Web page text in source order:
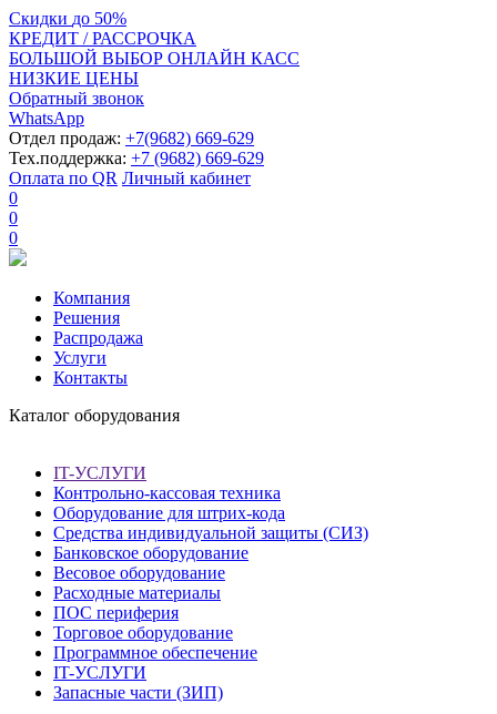
Скидки до 50%
КРЕДИТ / РАССРОЧКА
БОЛЬШОЙ ВЫБОР ОНЛАЙН КАСС
НИЗКИЕ ЦЕНЫ
Обратный звонок
WhatsApp
Отдел продаж: +7(9682) 669-629
Тех.поддержка: +7 (9682) 669-629
Оплата по QR Личный кабинет
0
0
0
Компания
Решения
Распродажа
Услуги
Контакты
Каталог оборудования
IT-УСЛУГИ
Контрольно-кассовая техника
Оборудование для штрих-кода
Средства индивидуальной защиты (СИЗ)
Банковское оборудование
Весовое оборудование
Расходные материалы
ПОС периферия
Торговое оборудование
Программное обеспечение
IT-УСЛУГИ
Запасные части (ЗИП)